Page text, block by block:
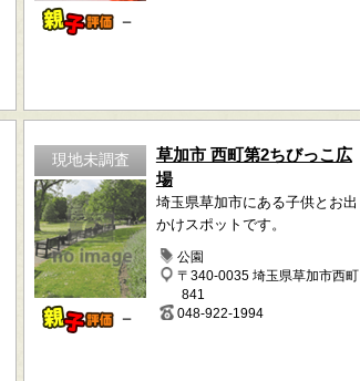
－
現地未調査
－
草加市 西町第2ちびっこ広
場
埼玉県草加市にある子供とお出
かけスポットです。
公園
〒340-0035 埼玉県草加市西町
841
048-922-1994